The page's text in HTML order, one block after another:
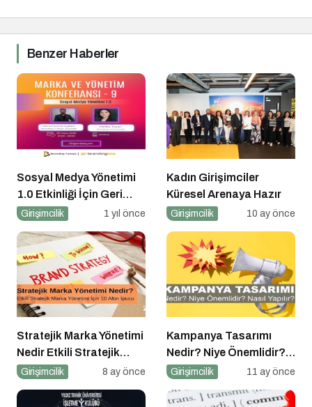
Benzer Haberler
Sosyal Medya Yönetimi
1.0 Etkinliği İçin Geri
Sayım!
Girişimcilik 1 yıl önce
Kadın Girişimciler
Küresel Arenaya Hazır
Girişimcilik 10 ay önce
Stratejik Marka Yönetimi
Nedir Etkili Stratejik
Marka Yönetimi için 10
Girişimcilik 8 ay önce
Kampanya Tasarımı
Nedir? Niye Önemlidir?
Kampanya Tasarımı
Girişimcilik 11 ay önce